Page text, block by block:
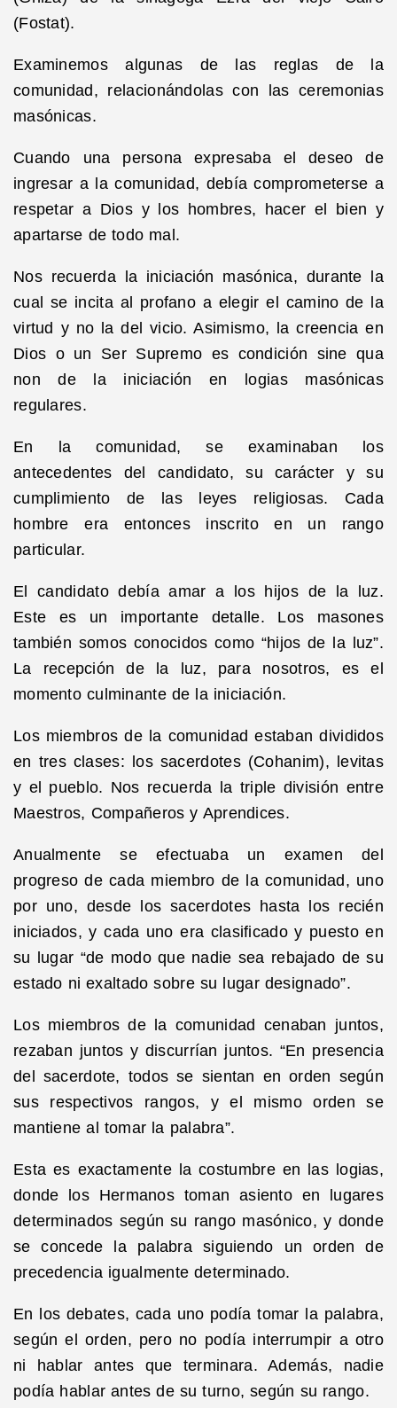
(Fostat).
Examinemos algunas de las reglas de la
comunidad, relacionándolas con las ceremonias
masónicas.
Cuando una persona expresaba el deseo de
ingresar a la comunidad, debía comprometerse a
respetar a Dios y los hombres, hacer el bien y
apartarse de todo mal.
Nos recuerda la iniciación masónica, durante la
cual se incita al profano a elegir el camino de la
virtud y no la del vicio. Asimismo, la creencia en
Dios o un Ser Supremo es condición sine qua
non de la iniciación en logias masónicas
regulares.
En la comunidad, se examinaban los
antecedentes del candidato, su carácter y su
cumplimiento de las leyes religiosas. Cada
hombre era entonces inscrito en un rango
particular.
El candidato debía amar a los hijos de la luz.
Este es un importante detalle. Los masones
también somos conocidos como “hijos de la luz”.
La recepción de la luz, para nosotros, es el
momento culminante de la iniciación.
Los miembros de la comunidad estaban divididos
en tres clases: los sacerdotes (Cohanim), levitas
y el pueblo. Nos recuerda la triple división entre
Maestros, Compañeros y Aprendices.
Anualmente se efectuaba un examen del
progreso de cada miembro de la comunidad, uno
por uno, desde los sacerdotes hasta los recién
iniciados, y cada uno era clasificado y puesto en
su lugar “de modo que nadie sea rebajado de su
estado ni exaltado sobre su lugar designado”.
Los miembros de la comunidad cenaban juntos,
rezaban juntos y discurrían juntos. “En presencia
del sacerdote, todos se sientan en orden según
sus respectivos rangos, y el mismo orden se
mantiene al tomar la palabra”.
Esta es exactamente la costumbre en las logias,
donde los Hermanos toman asiento en lugares
determinados según su rango masónico, y donde
se concede la palabra siguiendo un orden de
precedencia igualmente determinado.
En los debates, cada uno podía tomar la palabra,
según el orden, pero no podía interrumpir a otro
ni hablar antes que terminara. Además, nadie
podía hablar antes de su turno, según su rango.